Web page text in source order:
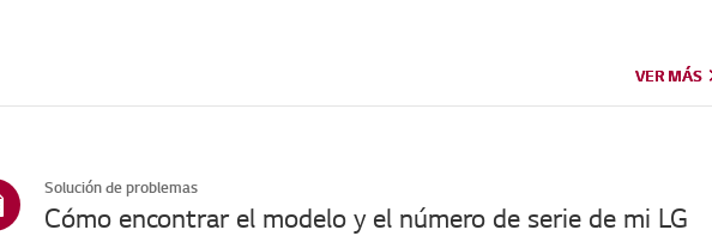
VER MÁS
Solución de problemas
Cómo encontrar el modelo y el número de serie de mi LG
VER MÁS